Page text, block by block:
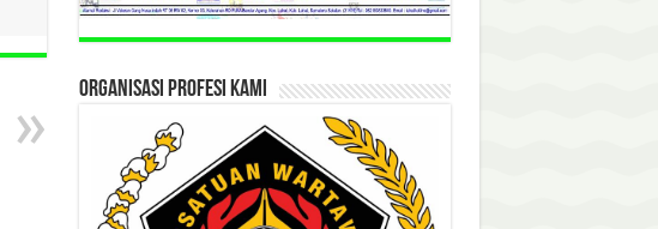
ORGANISASI PROFESI KAMI